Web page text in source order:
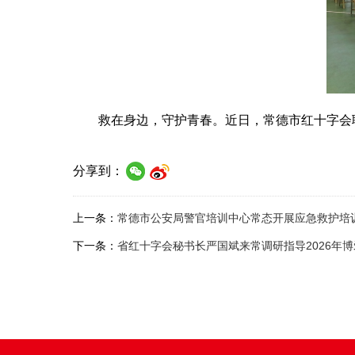
救在身边，守护青春。近日，常德市红十字
分享到：
上一条： 常德市公安局警官培训中心常态开展应急救护培
下一条： 省红十字会秘书长严国斌来常调研指导2026年